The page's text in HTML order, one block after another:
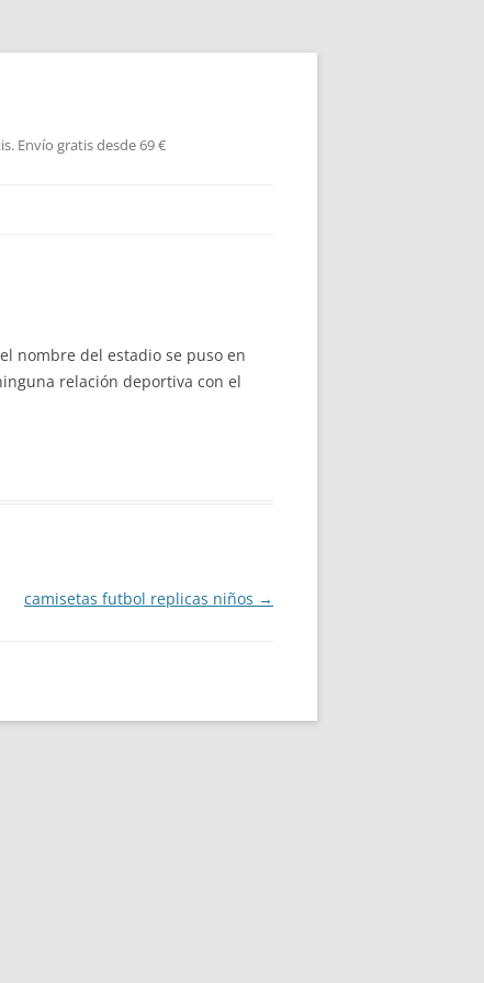
Envío gratis desde 69 €
nombre del estadio se puso en
relación deportiva con el
camisetas futbol replicas niños →